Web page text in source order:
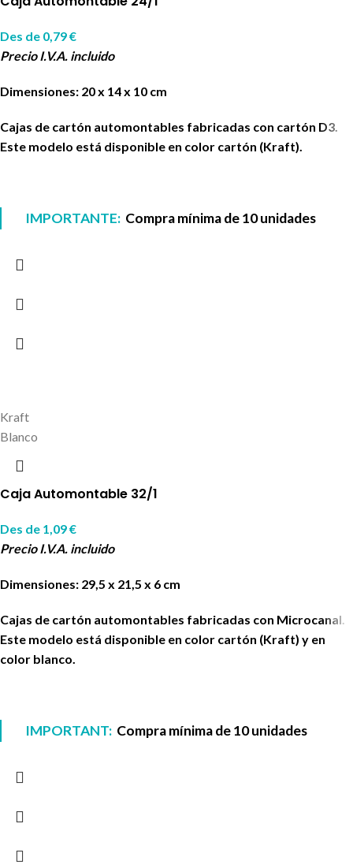
Des de 0,79€
Precio I.V.A. incluido
Dimensiones: 20 x 14 x 10 cm
Cajas de cartón automontables fabricadas con cartón D3.
Este modelo está disponible en color cartón (Kraft).
IMPORTANTE: Compra mínima de 10 unidades
Kraft
Blanco
Caja Automontable 32/1
Des de 1,09€
Precio I.V.A. incluido
Dimensiones: 29,5 x 21,5 x 6 cm
Cajas de cartón automontables fabricadas con Microcanal.
Este modelo está disponible en color cartón (Kraft) y en
color blanco.
IMPORTANT: Compra mínima de 10 unidades